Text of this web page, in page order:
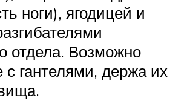
ноги), ягодицей и
отдела. Возможно
с гантелями, держа их